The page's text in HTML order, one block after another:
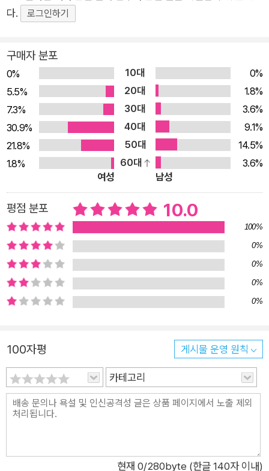
다. 대부분의 교수자는 온라인 수업에 대한 경험이 없고 제대로
대학의 상황은 더 어렵다. 대학의 교수자들은 각자 ‘알아서’ 수업
을 해나가고 있으며, 대학생들은 ‘혼자 하는 학습’에 점점 더 익숙
해지고 있다. 학교와 교사가 ‘존재하는 이유(raison d’?tre)’는
무엇인가? 온라인 수업에서 어떻게 하면 상호작용과 협력을 촉
진할 수 있을까? 온라인 수업에서도 과연 효과적인 팀 학습이 가
능할까? 이러한 질문 속에서, 스스로를 ‘팀 학습 신봉자’라고 말
하는 저자는 원격교육 상황에서도 팀 학습을 할 수 있는 방법을
찾아내고 실현하는 과정을 한 권의 책에 기록하였다. 이 책은 이
하지 않는다. 대학에서 수업하는 일반적인 교수자의 눈높이에 맞
게, 온라인 수업에서 가능한 ‘팀 학습’의 준비부터 실행 그리고 평
가에 이르는 과정을 ‘사례’ 중심으로 풀었다. 저자가 평소 대학 교
수법 특강에서 다루는 내용과 추가적인 설명을 담았고, 대학의 교
수자라면 누구나 쉽게 읽고 적용할 수 있도록 기획하였다. 바로
지금 그리고 앞으로도 활용 가능성을 가진 ‘온라인 수업’에 적용
할 정보를 얻고, 더 근본적으로는 ‘바람직한 교육의 방향’에 대하
도 제대로 즐겁게 배울 수 있을까? "말하라, 나는 잊어버릴 것이
how me, I may remember). 나를 끌어들여라, 나는 이해할 것
이다(Involve me, I will understand)." - 인디언 라코타 부족의
속담 2020년과 2021년의 대학 수업은 ‘동영상 강의’와 ‘실시간
시간 온라인 수업을 운영하는 것은 처음이었다. “Involve me”를
다.
로그인하기
구매자 분포
0% 10대
0%
5.5%
20대
1.8%
7.3%
30대
3.6%
30.9%
40대
9.1%
21.8%
50대
14.5%
1.8%
60대
3.6%
여성
남성
평점 분포 10.0
100%
0%
0%
0%
0%
100자평 게시물 운영 원칙
카테고리
현재 0/280byte (한글 140자 이내)